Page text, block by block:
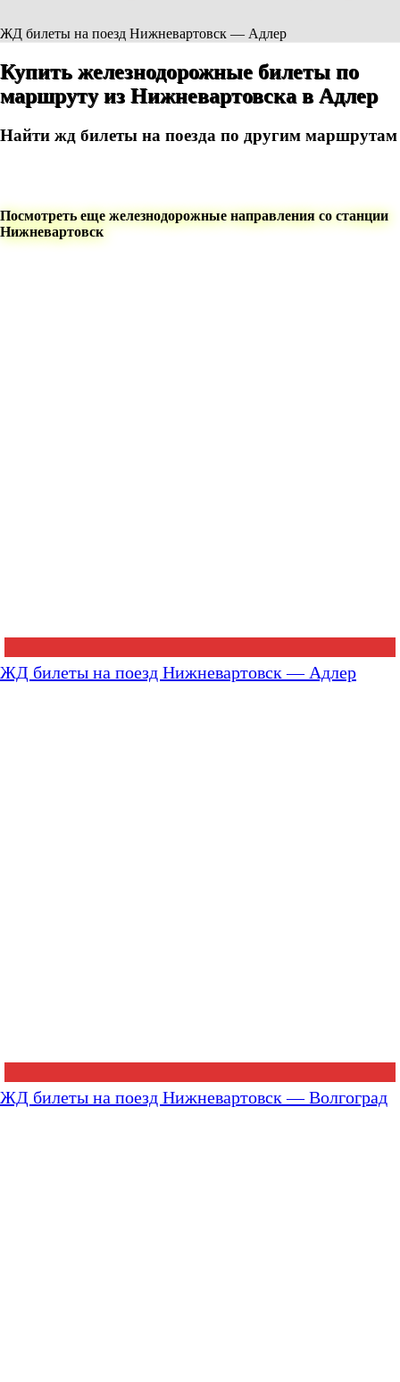
ЖД билеты на поезд Нижневартовск — Адлер
Купить железнодорожные билеты по
маршруту из Нижневартовска в Адлер
Найти жд билеты на поезда по другим маршрутам
Посмотреть еще железнодорожные направления со станции
Нижневартовск
ЖД билеты на поезд Нижневартовск — Адлер
ЖД билеты на поезд Нижневартовск — Волгоград